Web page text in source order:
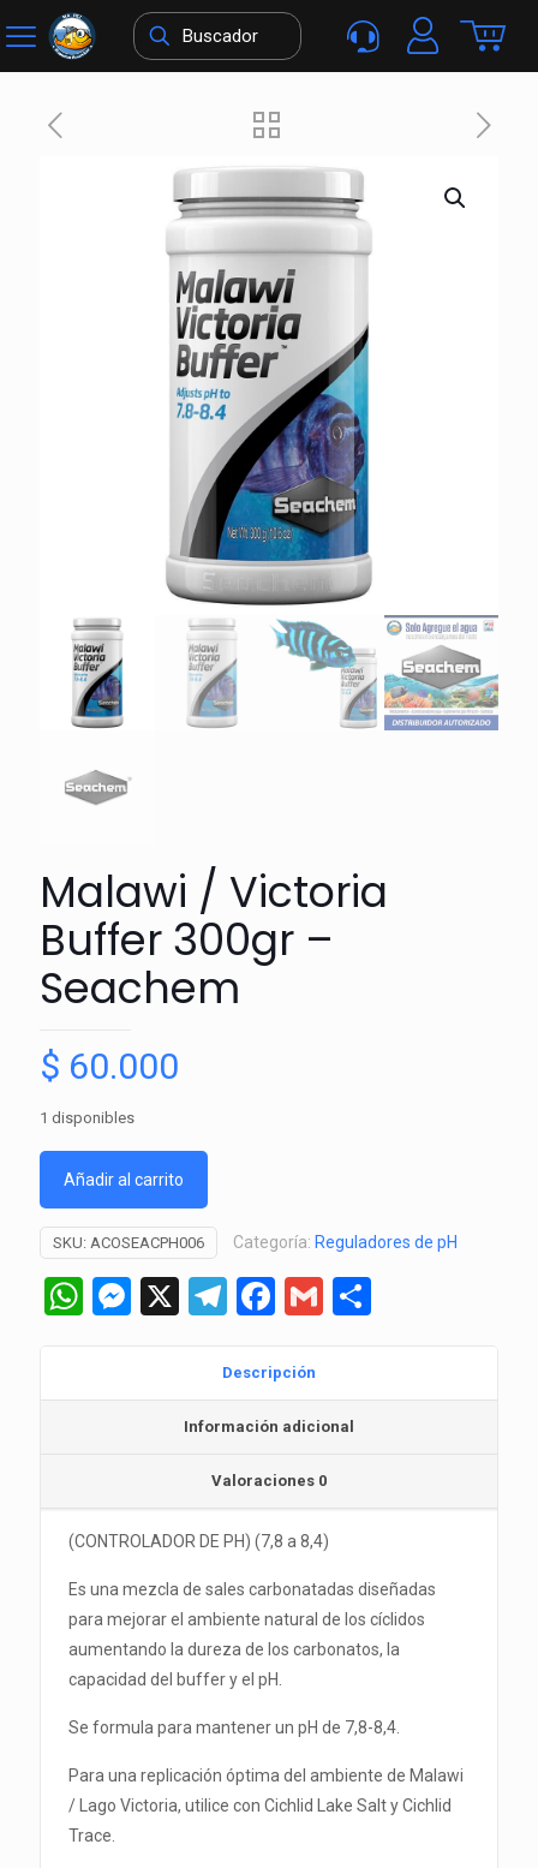
Malawi / Victoria
Buffer 300gr –
Seachem
$ 60.000
1 disponibles
Añadir al carrito
SKU: ACOSEACPH006 Categoría: Reguladores de pH
WhatsApp
Messenger
X Telegram
Facebook
Gmail
Descripción
Información adicional
Valoraciones 0
(CONTROLADOR DE PH) (7,8 a 8,4)
Es una mezcla de sales carbonatadas diseñadas
para mejorar el ambiente natural de los cíclidos
aumentando la dureza de los carbonatos, la
capacidad del buffer y el pH.
Se formula para mantener un pH de 7,8-8,4.
Para una replicación óptima del ambiente de Malawi
/ Lago Victoria, utilice con Cichlid Lake Salt y Cichlid
Trace.